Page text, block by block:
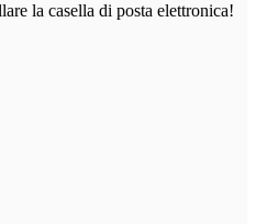
la casella di posta elettronica!